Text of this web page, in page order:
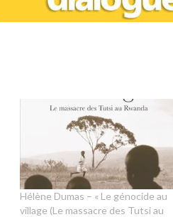
Hélène Dumas – « Le génocide au
village (Le massacre des Tutsi au